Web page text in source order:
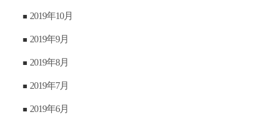
2019年10月
2019年9月
2019年8月
2019年7月
2019年6月